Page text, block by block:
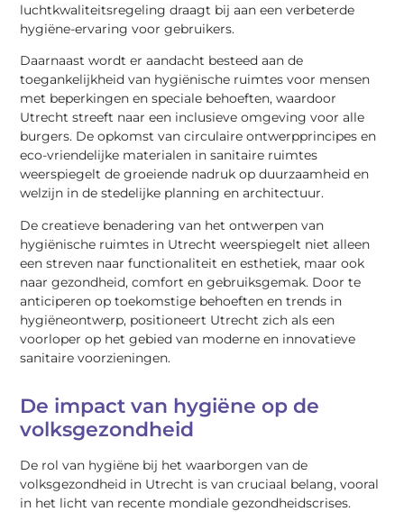
luchtkwaliteitsregeling draagt bij aan een verbeterde
hygiëne-ervaring voor gebruikers.
Daarnaast wordt er aandacht besteed aan de
toegankelijkheid van hygiënische ruimtes voor mensen
met beperkingen en speciale behoeften, waardoor
Utrecht streeft naar een inclusieve omgeving voor alle
burgers. De opkomst van circulaire ontwerpprincipes en
eco-vriendelijke materialen in sanitaire ruimtes
weerspiegelt de groeiende nadruk op duurzaamheid en
welzijn in de stedelijke planning en architectuur.
De creatieve benadering van het ontwerpen van
hygiënische ruimtes in Utrecht weerspiegelt niet alleen
een streven naar functionaliteit en esthetiek, maar ook
naar gezondheid, comfort en gebruiksgemak. Door te
anticiperen op toekomstige behoeften en trends in
hygiëneontwerp, positioneert Utrecht zich als een
voorloper op het gebied van moderne en innovatieve
sanitaire voorzieningen.
De impact van hygiëne op de
volksgezondheid
De rol van hygiëne bij het waarborgen van de
volksgezondheid in Utrecht is van cruciaal belang, vooral
in het licht van recente mondiale gezondheidscrises.